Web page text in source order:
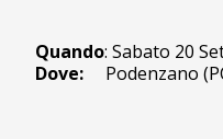
Quando: Sabato 20
Dove:
Podenzano